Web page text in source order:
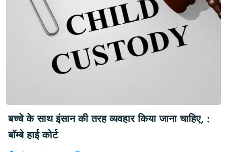
बच्चे के साथ इंसान की तरह व्यवहार किया जाना चाहिए, :
बॉम्बे हाई कोर्ट